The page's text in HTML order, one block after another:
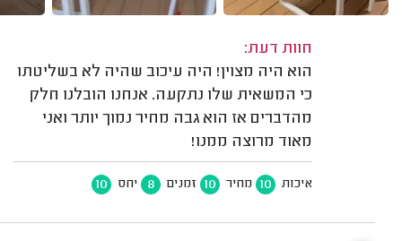
חוות דעת:
הוא היה מצוין! היה עיכוב שהיה לא בשליטתו
כי המשאית שלו נתקעה. אנחנו הובלנו חלק
מהדברים אז הוא גבה מחיר נמוך יותר ואני
מאוד מרוצה ממנו!
איכות 10 מחיר 10 זמנים 8 יחס 10